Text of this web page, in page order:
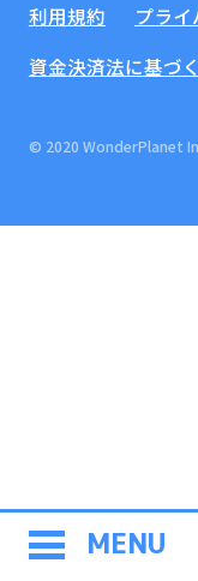
MENU
利用規約 プラ
資金決済法に基づ
© 2020 WonderPlanet